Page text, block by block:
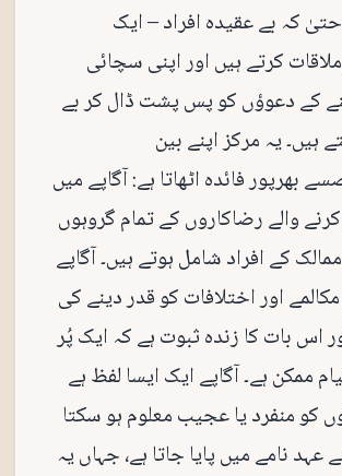
حتیٰ کہ بے عقیدہ افراد – ایک
کرتے ہیں اور اپنی سچائی
کے دعوؤں کو پس پشت ڈال کر بے
ہیں۔ یہ مرکز اپنے بین
بھرپور فائدہ اٹھاتا ہے: آگاپے میں
والے رضاکاروں کے تمام گروہوں
کے افراد شامل ہوتے ہیں۔ آگاپے
اور اختلافات کو قدر دینے کی
اس بات کا زندہ ثبوت ہے کہ ایک پُر
ممکن ہے۔ آگاپے ایک ایسا لفظ ہے
کو منفرد یا عجیب معلوم ہو سکتا
عہد نامے میں پایا جاتا ہے، جہاں یہ